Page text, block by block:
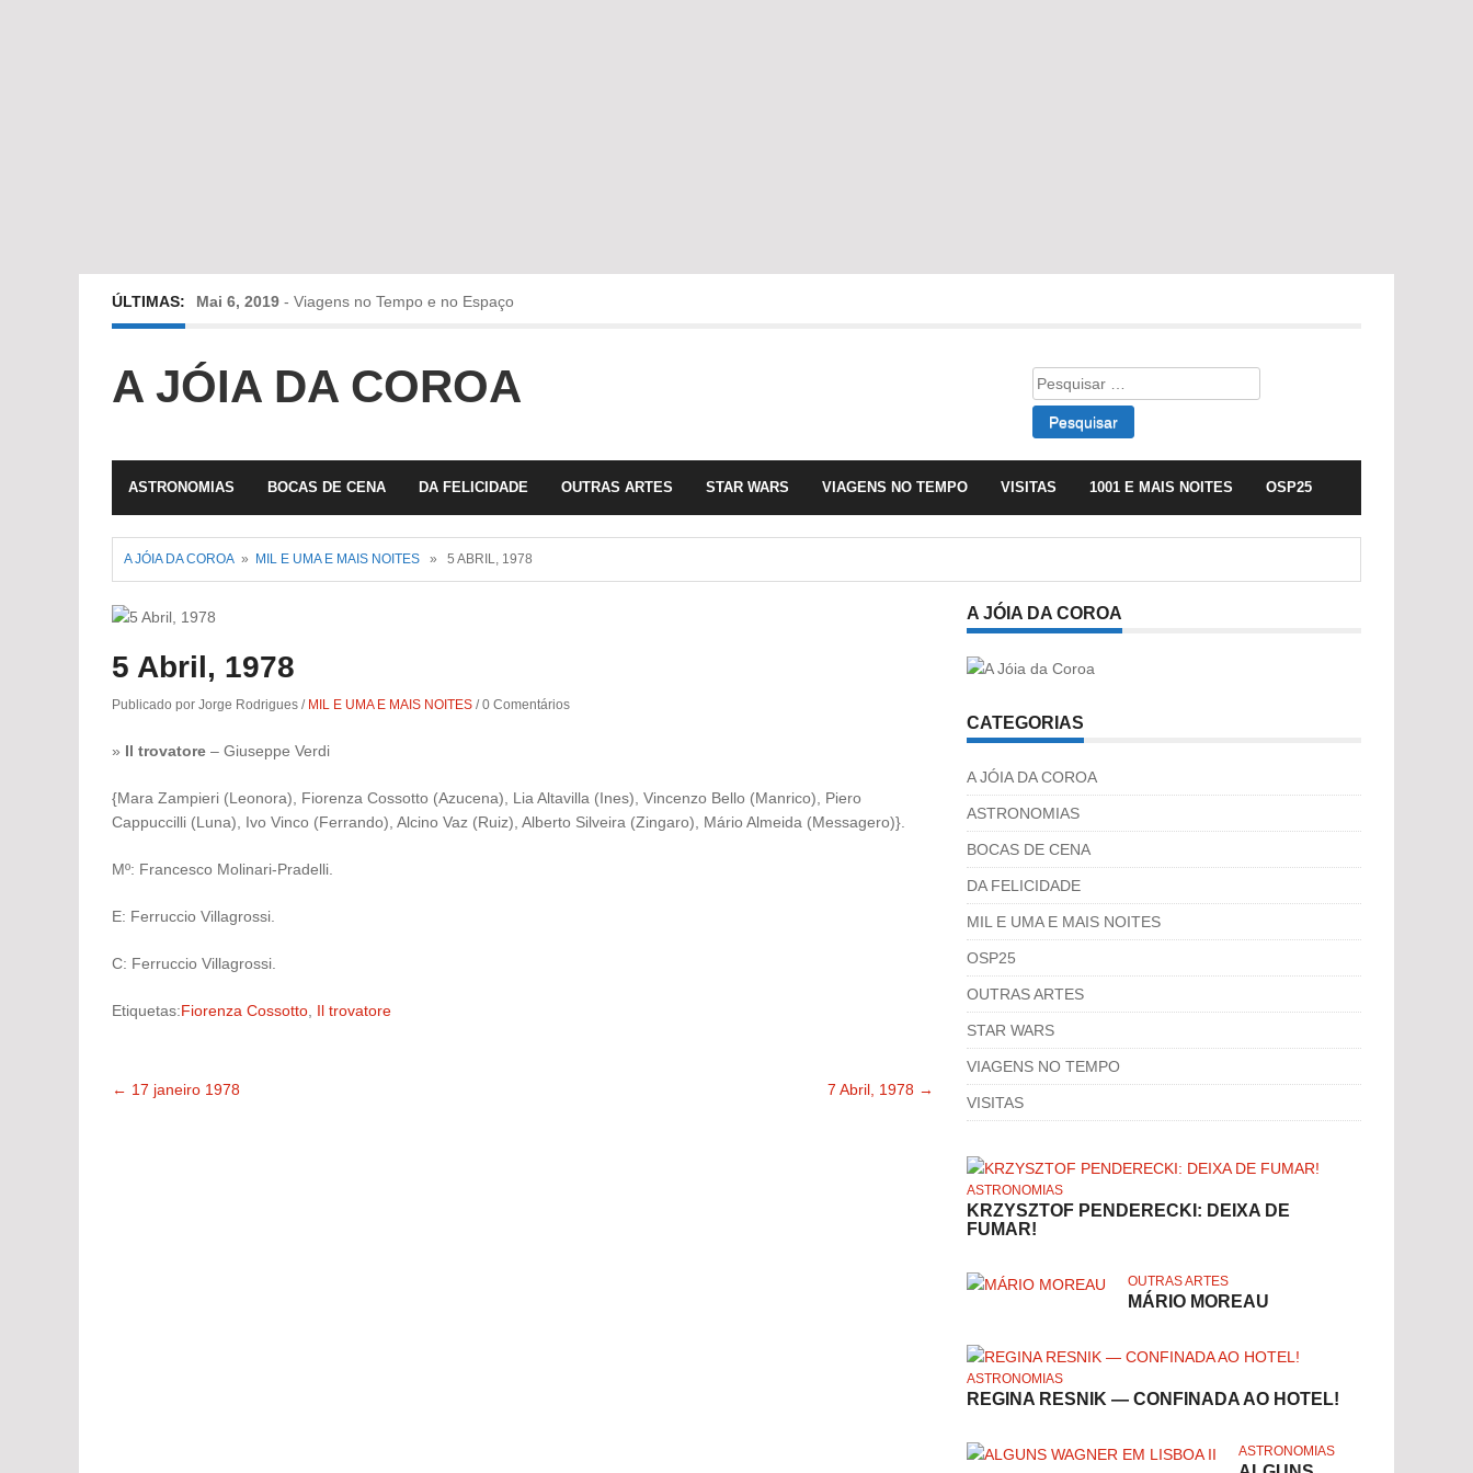
ÚLTIMAS: Mai 6, 2019 - Viagens no Tempo e no Espaço
Fev 22, 2019-Jorge Rodrigues conversa com Olga Roriz
A JÓIA DA COROA
Pesquisar
por:
ASTRONOMIAS BOCAS DE CENA DA FELICIDADE OUTRAS ARTES STAR WARS VIAGENS NO TEMPO VISITAS 1001 E MAIS NOITES OSP25
A JÓIA DA COROA » MIL E UMA E MAIS NOITES » 5 ABRIL, 1978
5 Abril, 1978
Publicado por Jorge Rodrigues / MIL E UMA E MAIS NOITES /0 Comentários
» Il trovatore – Giuseppe Verdi
{Mara Zampieri (Leonora), Fiorenza Cossotto (Azucena), Lia Altavilla (Ines), Vincenzo Bello (Manrico), Piero
Cappuccilli (Luna), Ivo Vinco (Ferrando), Alcino Vaz (Ruiz), Alberto Silveira (Zingaro), Mário Almeida (Messagero)}.
Mº: Francesco Molinari-Pradelli.
E: Ferruccio Villagrossi.
C: Ferruccio Villagrossi.
Etiquetas:Fiorenza Cossotto, Il trovatore
← 17 janeiro 1978 7 Abril, 1978 →
A JÓIA DA COROA
CATEGORIAS
A JÓIA DA COROA
ASTRONOMIAS
BOCAS DE CENA
DA FELICIDADE
MIL E UMA E MAIS NOITES
OSP25
OUTRAS ARTES
STAR WARS
VIAGENS NO TEMPO
VISITAS
ASTRONOMIAS
KRZYSZTOF PENDERECKI: DEIXA DE
FUMAR!
OUTRAS ARTES
MÁRIO MOREAU
ASTRONOMIAS
REGINA RESNIK — CONFINADA AO HOTEL!
ASTRONOMIAS